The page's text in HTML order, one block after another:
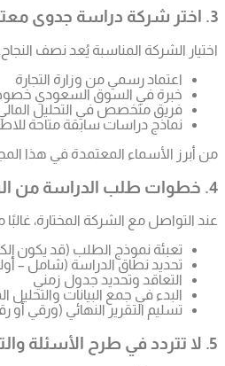
3. اختر شركة دراسة جدوى معتمدة وموثوقة
اختيار الشركة المناسبة يُعد نصف
اعتماد رسمي من وزارة التجارة
خبرة في السوق السعودي
فريق متخصص في التحليل
نماذج دراسات سابقة متاحة
من أبرز الأسماء المعتمدة في هذا
4. خطوات طلب الدراسة من الشركة
عند التواصل مع الشركة المختارة، غالبًا
تعبئة نموذج الطلب (قد يكون
تحديد نطاق الدراسة (شامل –
التعاقد وتحديد جدول زمني
البدء في جمع البيانات والتحليل
تسليم التقرير النهائي (ورقي أو
5. لا تتردد في طرح الأسئلة والتعديلات